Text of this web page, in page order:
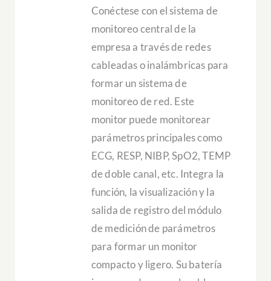
Conéctese con el sistema de
monitoreo central de la
empresa a través de redes
cableadas o inalámbricas para
formar un sistema de
monitoreo de red. Este
monitor puede monitorear
parámetros principales como
ECG, RESP, NIBP, SpO2, TEMP
de doble canal, etc. Integra la
función, la visualización y la
salida de registro del módulo
de medición de parámetros
para formar un monitor
compacto y ligero. Su batería